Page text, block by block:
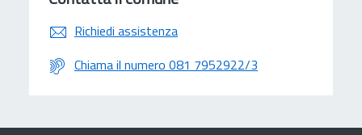
Richiedi assistenza
Chiama il numero 081 7952922/3